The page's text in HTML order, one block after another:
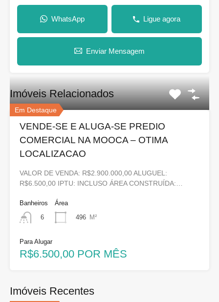
WhatsApp Ligue agora
Enviar Mensagem
Imóveis Relacionados
Em Destaque
VENDE-SE E ALUGA-SE PREDIO
COMERCIAL NA MOOCA – OTIMA
LOCALIZACAO
VALOR DE VENDA: R$2.900.000,00 ALUGUEL:
R$6.500,00 IPTU: INCLUSO ÁREA CONSTRUÍDA:…
Banheiros
6
Área
496 M²
Para Alugar
R$6.500,00 POR MÊS
Imóveis Recentes